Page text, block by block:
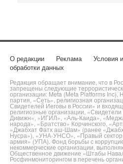
О редакции Реклама Условия
обработки данных
Редакция обращает внимание, что в
запрещены следующие
организации: Meta (Meta Platforms Inc),
партия, «Сеть», религиозная
Свидетелей Иеговы в России» и
религиозные организации,
Дивижн», «ИГИЛ», «Аль-Каида»,
народа», «Братство» Корчинского,
«Джабхат Фатх аш-Шам» (ранее
Нусра»), «УНА-УНСО», «Правый
армия» (УПА). Фонд борьбы с
некоммерческие организации,
Общественное движение «Штабы
Росфинмониторингом в перечень